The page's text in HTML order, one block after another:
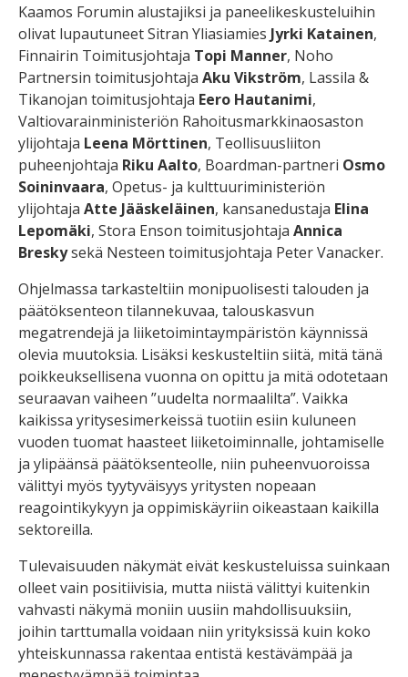
Kaamos Forumin alustajiksi ja paneelikeskusteluihin
olivat lupautuneet Sitran Yliasiamies Jyrki Katainen,
Finnairin Toimitusjohtaja Topi Manner, Noho
Partnersin toimitusjohtaja Aku Vikström, Lassila &
Tikanojan toimitusjohtaja Eero Hautanimi,
Valtiovarainministeriön Rahoitusmarkkinaosaston
ylijohtaja Leena Mörttinen, Teollisuusliiton
puheenjohtaja Riku Aalto, Boardman-partneri Osmo
Soininvaara, Opetus- ja kulttuuriministeriön
ylijohtaja Atte Jääskeläinen, kansanedustaja Elina
Lepomäki, Stora Enson toimitusjohtaja Annica
Breskysekä Nesteen toimitusjohtaja Peter Vanacker.
Ohjelmassa tarkasteltiin monipuolisesti talouden ja
päätöksenteon tilannekuvaa, talouskasvun
megatrendejä ja liiketoimintaympäristön käynnissä
olevia muutoksia. Lisäksi keskusteltiin siitä, mitä tänä
poikkeuksellisena vuonna on opittu ja mitä odotetaan
seuraavan vaiheen ”uudelta normaalilta”. Vaikka
kaikissa yritysesimerkeissä tuotiin esiin kuluneen
vuoden tuomat haasteet liiketoiminnalle, johtamiselle
ja ylipäänsä päätöksenteolle, niin puheenvuoroissa
välittyi myös tyytyväisyys yritysten nopeaan
reagointikykyyn ja oppimiskäyriin oikeastaan kaikilla
sektoreilla.
Tulevaisuuden näkymät eivät keskusteluissa suinkaan
olleet vain positiivisia, mutta niistä välittyi kuitenkin
vahvasti näkymä moniin uusiin mahdollisuuksiin,
joihin tarttumalla voidaan niin yrityksissä kuin koko
yhteiskunnassa rakentaa entistä kestävämpää ja